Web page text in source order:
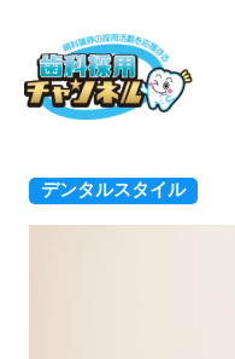
デンタルスタイル